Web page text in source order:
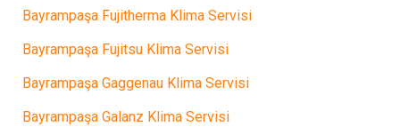
Bayrampaşa Fujitherma Klima Servisi
Bayrampaşa Fujitsu Klima Servisi
Bayrampaşa Gaggenau Klima Servisi
Bayrampaşa Galanz Klima Servisi